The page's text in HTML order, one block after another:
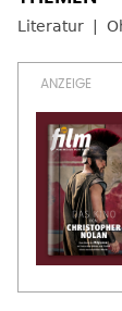
Literatur